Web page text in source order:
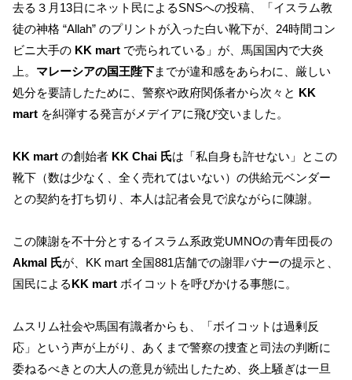
去る３月13日にネット民によるSNSへの投稿、「イスラム教
徒の神格 “Allah” のプリントが入った白い靴下が、24時間コン
ビニ大手の KK mart で売られている」が、馬国国内で大炎
上。 マレーシアの国王陛下までが違和感をあらわに、厳しい
処分を要請したために、警察や政府関係者から次々と KK
mart を糾弾する発言がメデイアに飛び交いました。
KK mart の創始者 KK Chai 氏は「私自身も許せない」とこの
靴下（数は少なく、全く売れてはいない）の供給元ベンダー
との契約を打ち切り、本人は記者会見で涙ながらに陳謝。
この陳謝を不十分とするイスラム系政党UMNOの青年団長の
Akmal 氏が、KK mart 全国881店舗での謝罪バナーの提示と、
国民によるKK mart ボイコットを呼びかける事態に。
ムスリム社会や馬国有識者からも、「ボイコットは過剰反
応」という声が上がり、あくまで警察の捜査と司法の判断に
委ねるべきとの大人の意見が続出したため、炎上騒ぎは一旦